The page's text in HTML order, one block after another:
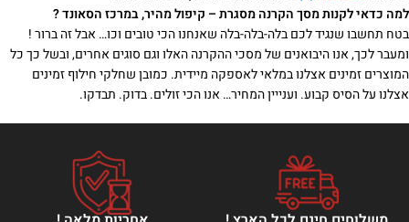
למה כדאי לקנות מסך הקרנה מסגרת – קיפול מהיר, במרכז הסאונד ?
בטח תחשבו שנגיד לכם בלה-בלה-בלה שאנחנו הכי טובים וכו… אבל זה ברור !
ומעבר לכך, אנו היבואנים של מסכי ההקרנה האלו וגם סוגים אחרים, ובשל כך כל
המוצרים זמינים אצלנו במלאי לאספקה מיידית. כמובן שחלקי חילוף זמינים
אצלנו על הסיס קבוע. וענייין המחיר… אנו הכי זולים. בדוק. תבדקו.